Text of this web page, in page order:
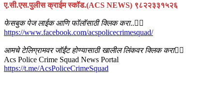
ए.सी.एस.पुलीस क्राईम स्कॉड.(ACS NEWS) ९८२२३३१५२६
फेसबुक पेज लाईक आणि फॉलॉसाठी क्लिक करा..👇🏻
https://www.facebook.com/acspolicecrimesquad/
आमचे टेलिग्रामवर जॉईंट होण्यासाठी खालील लिंकवर क्लिक करा👇🏻
Acs Police Crime Squad News Portal
https://t.me/AcsPoliceCrimeSquad